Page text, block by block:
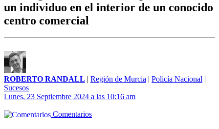
un individuo en el interior de un conocido
centro comercial
ROBERTO RANDALL | Región de Murcia | Policía Nacional |
Sucesos
Lunes, 23 Septiembre 2024 a las 10:16 am
Comentarios